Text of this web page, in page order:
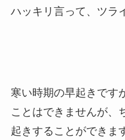
ハッキリ言って、ツラ
寒い時期の早起きです
ことはできませんが、
起きすることができま